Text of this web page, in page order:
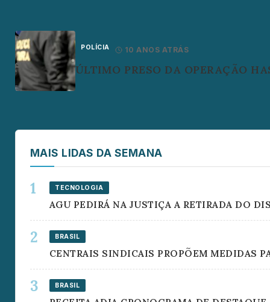
POLÍCIA 10 ANOS ATRÁS
ÚLTIMO PRESO DA OPERAÇÃO
MAIS LIDAS DA SEMANA
TECNOLOGIA
AGU PEDIRÁ NA JUSTIÇA A RETIRADA DO
BRASIL
CENTRAIS SINDICAIS PROPÕEM MEDIDAS
BRASIL